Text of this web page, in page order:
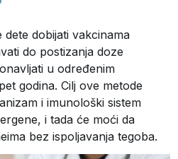
dobijati vakcinama
do postizanja doze
u određenim
godina. Cilj ove metode
i imunološki sistem
i tada će moći da
bez ispoljavanja tegoba.